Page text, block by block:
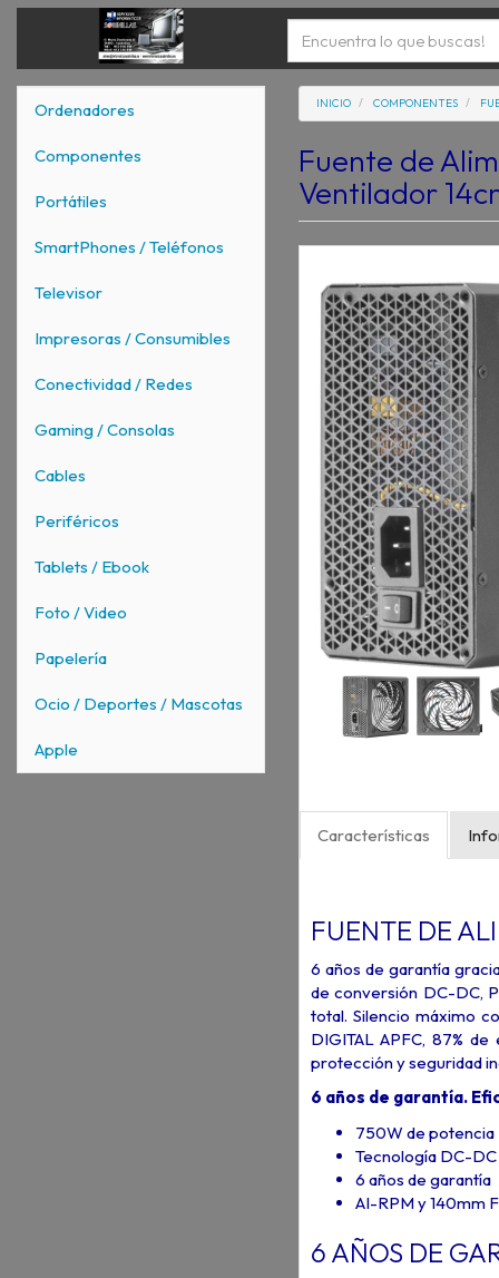
Ordenadores
Componentes
Portátiles
SmartPhones / Teléfonos
Televisor
Impresoras / Consumibles
Conectividad / Redes
Gaming / Consolas
Cables
Periféricos
Tablets / Ebook
Foto / Video
Papelería
Ocio / Deportes / Mascotas
Apple
INICIO COMPONENTES
Fuente de
Ventilador
Características
FUENTE DE
6 años de garantía
de conversión DC-DC,
total. Silencio máximo
DIGITAL APFC, 87%
protección y seguridad
6 años de garantía.
750W de potencia
Tecnología DC-DC
6 años de garantía
AI-RPM y 140mm
6 AÑOS DE